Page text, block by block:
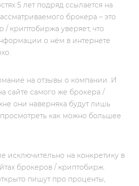
5 лет подряд ссылается на
брокера – это
криптобиржа уверяет, что
о нём в интернете
на отзывы о компании. И
сайте самого же брокера /
они наверняка будут лишь
как можно большее
исключительно на конкретику в
брокеров / криптобирж.
пишут про проценты,